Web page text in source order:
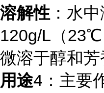
溶解性 ：水
120g/L（23℃
微溶于醇和芳
用途4 ：主要